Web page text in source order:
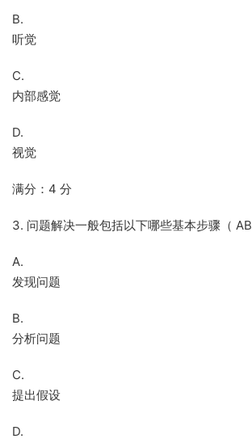
B.
听觉
C.
内部感觉
D.
视觉
满分：4 分
3. 问题解决一般包括以下哪些基本步骤（
A.
发现问题
B.
分析问题
C.
提出假设
D.